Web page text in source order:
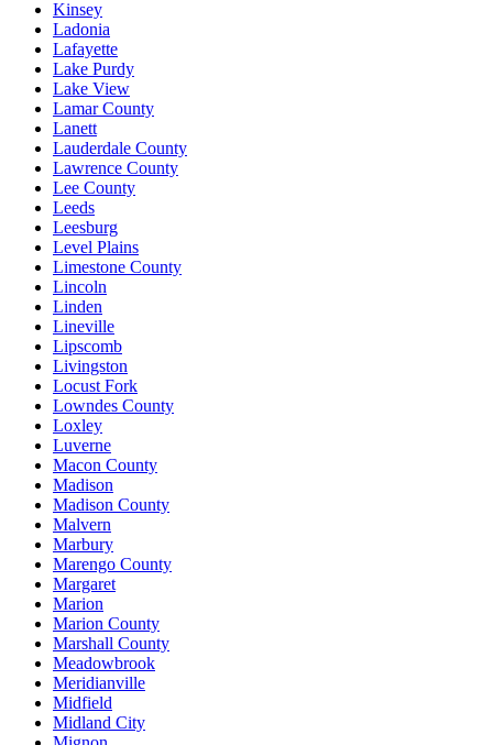
Kinsey
Ladonia
Lafayette
Lake Purdy
Lake View
Lamar County
Lanett
Lauderdale County
Lawrence County
Lee County
Leeds
Leesburg
Level Plains
Limestone County
Lincoln
Linden
Lineville
Lipscomb
Livingston
Locust Fork
Lowndes County
Loxley
Luverne
Macon County
Madison
Madison County
Malvern
Marbury
Marengo County
Margaret
Marion
Marion County
Marshall County
Meadowbrook
Meridianville
Midfield
Midland City